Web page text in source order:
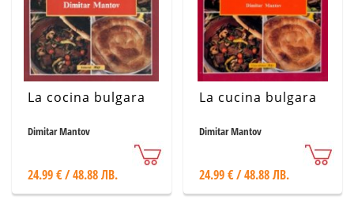
La cocina bulgara
Dimitar Mantov
24.99 € / 48.88 ЛВ.
La cucina bulgara
Dimitar Mantov
24.99 € / 48.88 ЛВ.